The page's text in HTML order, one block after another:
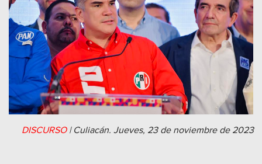
DISCURSO| Culiacán. Jueves, 23 de noviembre de 2023